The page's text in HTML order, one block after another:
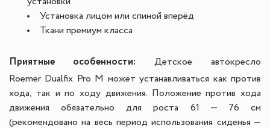
Установка лицом или спиной вперёд
Ткани премиум класса
Приятные особенности:
Детское автокресло
Roemer Dualfix Pro М может устанавливаться как против
хода, так и по ходу движения. Положение против хода
движения обязательно для роста 61 — 76 см
(рекомендовано на весь период использования сиденья —